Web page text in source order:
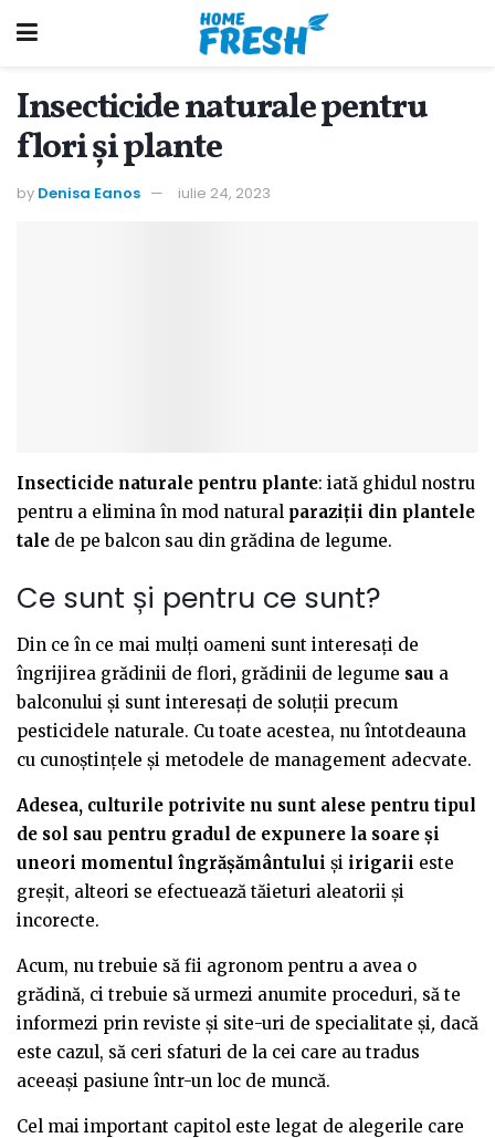
Insecticide naturale pentru
flori și plante
by Denisa Eanos iulie 24, 2023
Insecticide naturale pentru plante: iată ghidul nostru
pentru a elimina în mod natural paraziții din plantele
tale de pe balcon sau din grădina de legume.
Ce sunt și pentru ce sunt?
Din ce în ce mai mulți oameni sunt interesați de
îngrijirea grădinii de flori, grădinii de legume sau a
balconului și sunt interesați de soluții precum
pesticidele naturale. Cu toate acestea, nu întotdeauna
cu cunoștințele și metodele de management adecvate.
Adesea, culturile potrivite nu sunt alese pentru tipul
de sol sau pentru gradul de expunere la soare și
uneori momentul îngrășământului și irigarii este
greșit, alteori se efectuează tăieturi aleatorii și
incorecte.
Acum, nu trebuie să fii agronom pentru a avea o
grădină, ci trebuie să urmezi anumite proceduri, să te
informezi prin reviste și site-uri de specialitate și, dacă
este cazul, să ceri sfaturi de la cei care au tradus
aceeași pasiune într-un loc de muncă.
Cel mai important capitol este legat de alegerile care